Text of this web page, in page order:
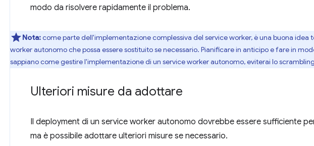
modo da risolvere rapidamente il problema.
Nota:come parte dell'implementazione complessiva del service worker, è una buona idea
worker autonomo che possa essere sostituito se necessario. Pianificare in anticipo e fare in
sappiano come gestire l'implementazione di un service worker autonomo, eviterai lo
Ulteriori misure da adottare
Il deployment di un service worker autonomo dovrebbe essere sufficiente
ma è possibile adottare ulteriori misure se necessario.